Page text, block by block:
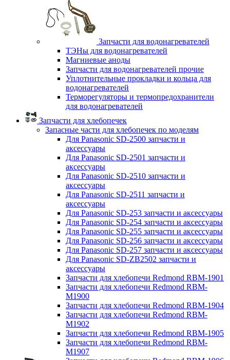
Запчасти для водонагревателей
ТЭНы для водонагревателей
Магниевые аноды
Запчасти для водонагревателей прочие
Уплотнительные прокладки и кольца для
водонагревателей
Терморегуляторы и термопредохранители
для водонагревателей
Запчасти для хлебопечек
Запасные части для хлебопечек по моделям
Для Panasonic SD-2500 запчасти и
аксессуары
Для Panasonic SD-2501 запчасти и
аксессуары
Для Panasonic SD-2510 запчасти и
аксессуары
Для Panasonic SD-2511 запчасти и
аксессуары
Для Panasonic SD-253 запчасти и аксессуары
Для Panasonic SD-254 запчасти и аксессуары
Для Panasonic SD-255 запчасти и аксессуары
Для Panasonic SD-256 запчасти и аксессуары
Для Panasonic SD-257 запчасти и аксессуары
Для Panasonic SD-ZB2502 запчасти и
аксессуары
Запчасти для хлебопечи Redmond RBM-1901
Запчасти для хлебопечи Redmond RBM-
M1900
Запчасти для хлебопечи Redmond RBM-1904
Запчасти для хлебопечи Redmond RBM-
M1902
Запчасти для хлебопечи Redmond RBM-1905
Запчасти для хлебопечи Redmond RBM-
M1907